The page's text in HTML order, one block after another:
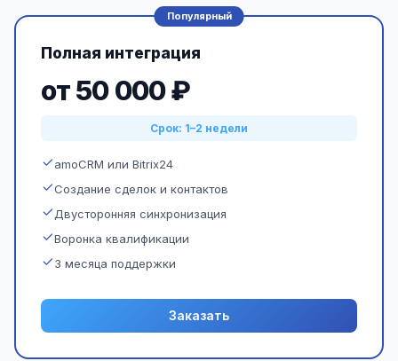
Популярный
Полная интеграция
от 50 000 ₽
Срок: 1–2 недели
amoCRM или Bitrix24
Создание сделок и контактов
Двусторонняя синхронизация
Воронка квалификации
3 месяца поддержки
Заказать